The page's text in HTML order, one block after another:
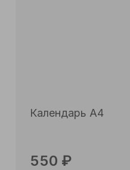
Календарь А4
550 ₽